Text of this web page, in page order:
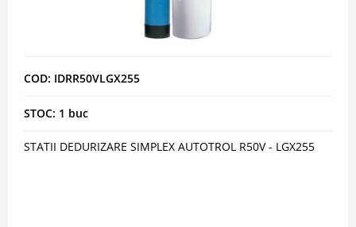
COD: IDRR50VLGX255
STOC: 1 buc
STATII DEDURIZARE SIMPLEX AUTOTROL R50V - LGX255